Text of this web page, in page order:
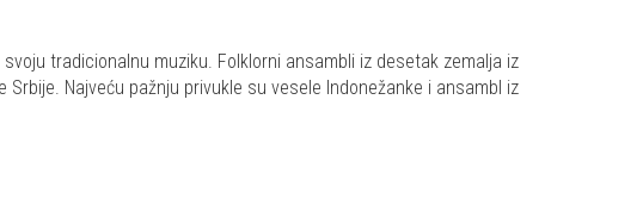
tradicionalnu muziku. Folklorni ansambli iz desetak zemalja iz
Najveću pažnju privukle su vesele Indonežanke i ansambl iz